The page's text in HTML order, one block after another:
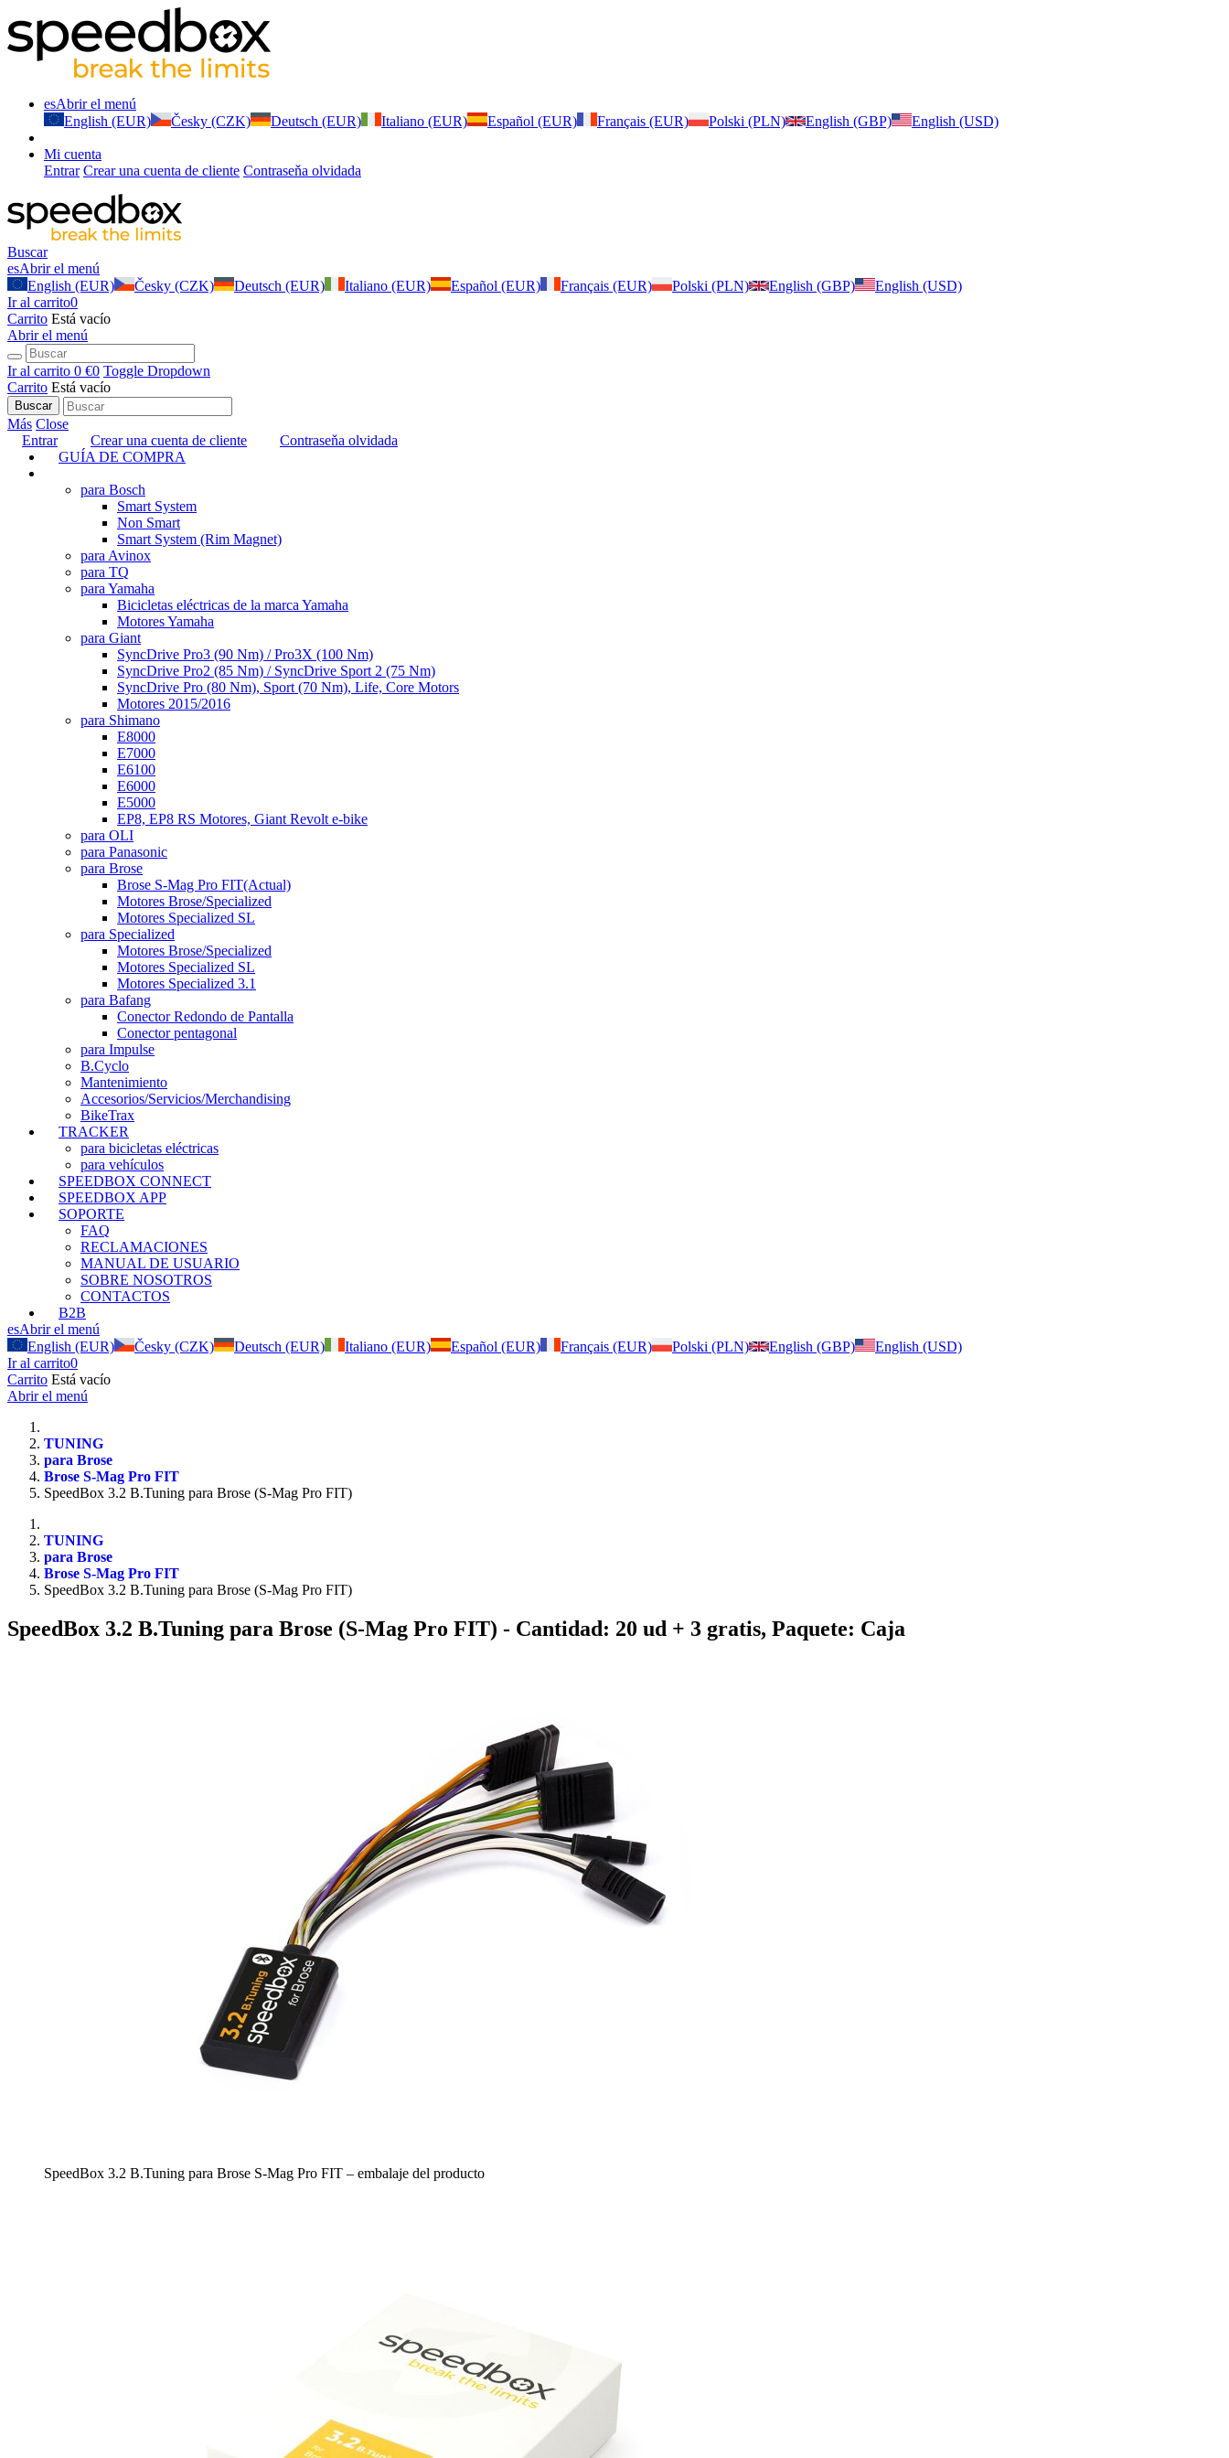
esAbrir el menú
English (EUR)
Česky (CZK) Deutsch (EUR) Italiano (EUR) Español (EUR) Français (EUR) Polski (PLN) English (GBP) English (USD)
Mi cuenta
Entrar Crear una cuenta de cliente Contraseňa olvidada
Buscar
esAbrir el menú
English (EUR)
Česky (CZK) Deutsch (EUR) Italiano (EUR) Español (EUR) Français (EUR) Polski (PLN) English (GBP)
English (USD)
Ir al carrito0
Carrito Está vacío
Abrir el menú
Ir al carrito 0 €0 Toggle Dropdown
Carrito Está vacío
Buscar
Más Close
Entrar
Crear una cuenta de cliente
Contraseňa olvidada
GUÍA DE COMPRA
para Bosch
Smart System
Non Smart
Smart System (Rim Magnet)
para Avinox
para TQ
para Yamaha
Bicicletas eléctricas de la marca Yamaha
Motores Yamaha
para Giant
SyncDrive Pro3 (90 Nm) / Pro3X (100 Nm)
SyncDrive Pro2 (85 Nm) / SyncDrive Sport 2 (75 Nm)
SyncDrive Pro (80 Nm), Sport (70 Nm), Life, Core Motors
Motores 2015/2016
para Shimano
E8000
E7000
E6100
E6000
E5000
EP8, EP8 RS Motores, Giant Revolt e-bike
para OLI
para Panasonic
para Brose
Brose S-Mag Pro FIT(Actual)
Motores Brose/Specialized
Motores Specialized SL
para Specialized
Motores Brose/Specialized
Motores Specialized SL
Motores Specialized 3.1
para Bafang
Conector Redondo de Pantalla
Conector pentagonal
para Impulse
B.Cyclo
Mantenimiento
Accesorios/Servicios/Merchandising
BikeTrax
TRACKER
para bicicletas eléctricas
para vehículos
SPEEDBOX CONNECT
SPEEDBOX APP
SOPORTE
FAQ
RECLAMACIONES
MANUAL DE USUARIO
SOBRE NOSOTROS
CONTACTOS
B2B
esAbrir el menú
English (EUR)
Česky (CZK) Deutsch (EUR) Italiano (EUR) Español (EUR) Français (EUR) Polski (PLN) English (GBP)
English (USD)
Ir al carrito0
Carrito Está vacío
Abrir el menú
TUNING
para Brose
Brose S-Mag Pro FIT
SpeedBox 3.2 B.Tuning para Brose (S-Mag Pro FIT)
TUNING
para Brose
Brose S-Mag Pro FIT
SpeedBox 3.2 B.Tuning para Brose (S-Mag Pro FIT)
SpeedBox 3.2 B.Tuning para Brose (S-Mag Pro FIT) - Cantidad: 20 ud + 3 gratis, Paquete: Caja
SpeedBox 3.2 B.Tuning para Brose S-Mag Pro FIT – embalaje del producto